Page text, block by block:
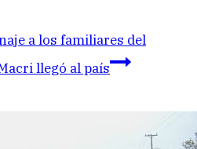
a los familiares del
llegó al país